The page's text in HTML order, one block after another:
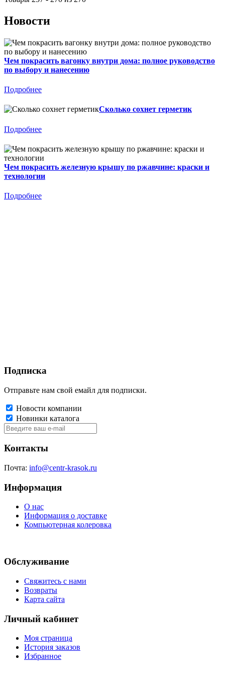
Новости
Чем покрасить вагонку внутри дома: полное руководство
по выбору и нанесению
Подробнее
Сколько сохнет герметик
Подробнее
Чем покрасить железную крышу по ржавчине: краски и
технологии
Подробнее
Подписка
Отправьте нам свой емайл для подписки.
Новости компании
Новинки каталога
Контакты
Почта: info@centr-krasok.ru
Информация
О нас
Информация о доставке
Компьютерная колеровка
Обслуживание
Свяжитесь с нами
Возвраты
Карта сайта
Личный кабинет
Моя страница
История заказов
Избранное